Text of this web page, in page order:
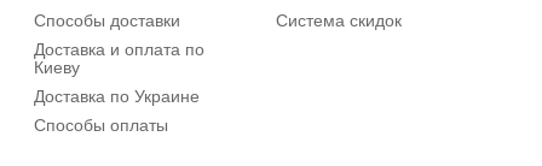
Способы доставки
Доставка и оплата по
Киеву
Доставка по Украине
Способы оплаты
Система скидок